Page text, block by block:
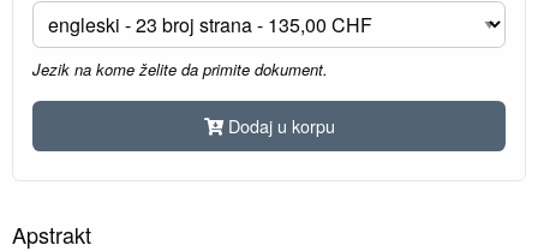
Jezik na kome želite da primite dokument.
Dodaj u korpu
Apstrakt